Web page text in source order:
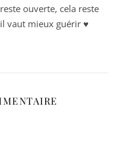
ouverte, cela reste
vaut mieux guérir ♥